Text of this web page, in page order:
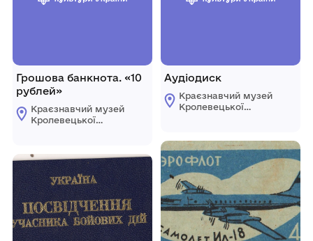
Грошова банкнота. «10
рублей»
Краєзнавчий музей
Кролевецької
Аудіодиск
Краєзнавчий музей
Кролевецької